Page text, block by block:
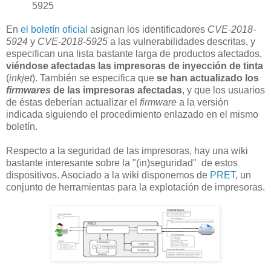
5925
En el boletín oficial asignan los identificadores CVE-2018-
5924 y CVE-2018-5925 a las vulnerabilidades descritas, y
especifican una lista bastante larga de productos afectados,
viéndose afectadas las impresoras de inyección de tinta
(inkjet). También se especifica que se han actualizado los
firmwares de las impresoras afectadas, y que los usuarios
de éstas deberían actualizar el firmware a la versión
indicada siguiendo el procedimiento enlazado en el mismo
boletín.
Respecto a la seguridad de las impresoras, hay una wiki
bastante interesante sobre la "(in)seguridad" de estos
dispositivos. Asociado a la wiki disponemos de PRET, un
conjunto de herramientas para la explotación de impresoras.